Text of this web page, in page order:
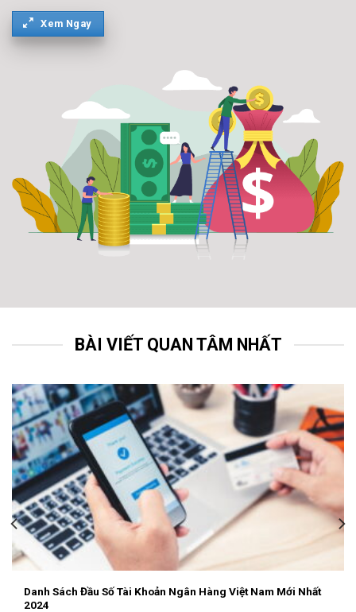
Xem Ngay
BÀI VIẾT QUAN TÂM NHẤT
Danh Sách Đầu Số Tài Khoản Ngân Hàng Việt Nam Mới Nhất
2024